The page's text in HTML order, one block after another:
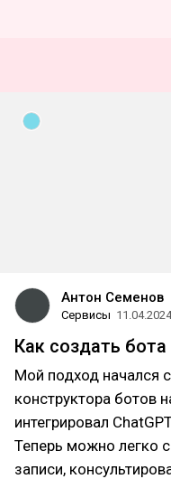
Антон Семенов
Сервисы 11.04.2024
Как создать
Мой подход начался
конструктора ботов
интегрировал
Теперь можно легко
записи,